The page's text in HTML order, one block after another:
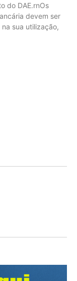
do DAE.rnOs
devem ser
sua utilização,